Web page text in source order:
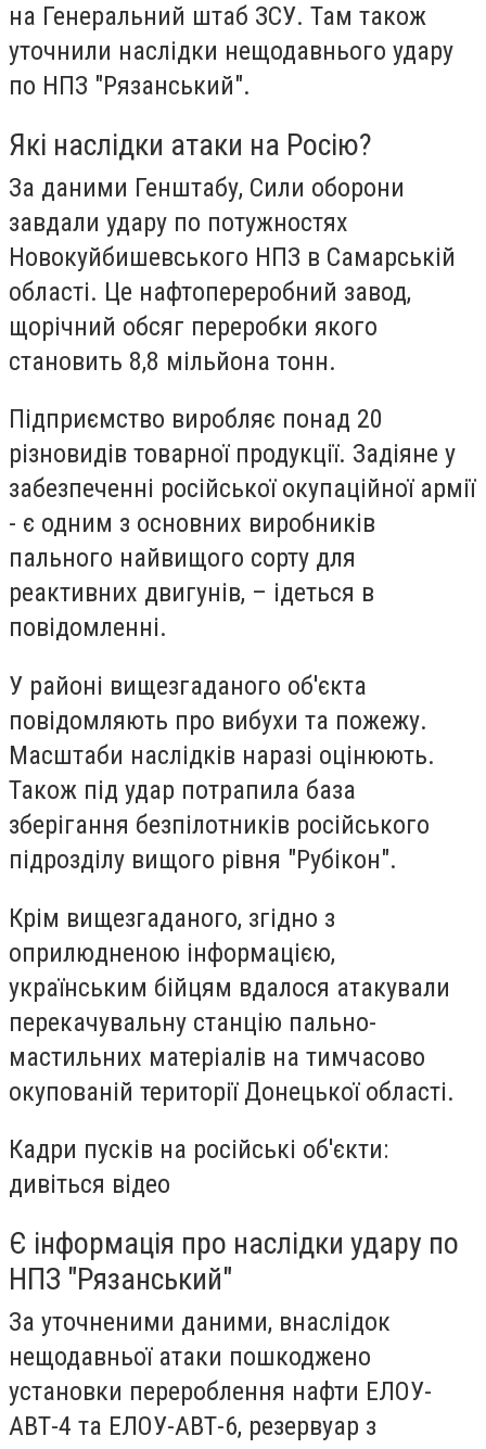
на Генеральний штаб ЗСУ. Там також
уточнили наслідки нещодавнього удару
по НПЗ "Рязанський".
Які наслідки атаки на Росію?
За даними Генштабу, Сили оборони
завдали удару по потужностях
Новокуйбишевського НПЗ в Самарській
області. Це нафтопереробний завод,
щорічний обсяг переробки якого
становить 8,8 мільйона тонн.
Підприємство виробляє понад 20
різновидів товарної продукції. Задіяне у
забезпеченні російської окупаційної армії
- є одним з основних виробників
пального найвищого сорту для
реактивних двигунів, – ідеться в
повідомленні.
У районі вищезгаданого об'єкта
повідомляють про вибухи та пожежу.
Масштаби наслідків наразі оцінюють.
Також під удар потрапила база
зберігання безпілотників російського
підрозділу вищого рівня "Рубікон".
Крім вищезгаданого, згідно з
оприлюдненою інформацією,
українським бійцям вдалося атакували
перекачувальну станцію пально-
мастильних матеріалів на тимчасово
окупованій території Донецької області.
Кадри пусків на російські об'єкти:
дивіться відео
Є інформація про наслідки удару по
НПЗ "Рязанський"
За уточненими даними, внаслідок
нещодавньої атаки пошкоджено
установки перероблення нафти ЕЛОУ-
АВТ-4 та ЕЛОУ-АВТ-6, резервуар з